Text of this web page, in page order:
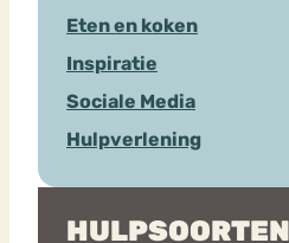
Eten en koken
Inspiratie
Sociale Media
Hulpverlening
HULPSOORTEN